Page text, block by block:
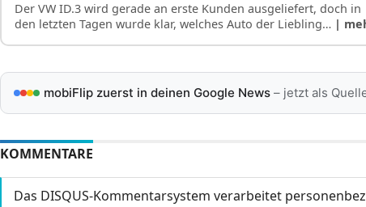
Der VW ID.3 wird gerade an erste Kunden ausgeliefert, doch in
den letzten Tagen wurde klar, welches Auto der Liebling… |
mobiFlip zuerst in deinen Google News– jetzt als
KOMMENTARE
Das DISQUS-Kommentarsystem verarbeitet